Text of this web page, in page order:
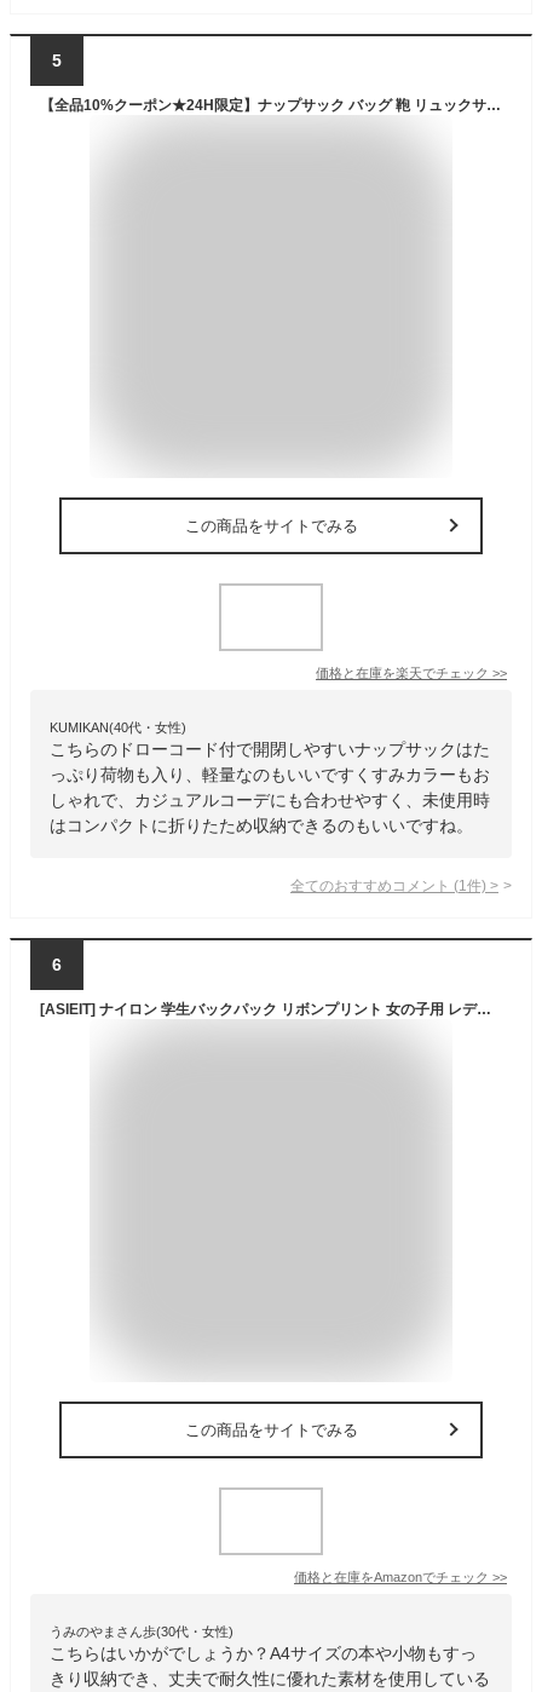
5
【全品10%クーポン★24H限定】ナップサック バッグ 鞄 リュックサック リュック バックパック レディース 軽い ドローコード (送料無料)[郵3]^ka-198^ sale セール
この商品をサイトでみる
価格と在庫を楽天でチェック >>
KUMIKAN(40代・女性)
こちらのドローコード付で開閉しやすいナップサックはた
っぷり荷物も入り、軽量なのもいいですくすみカラーもお
しゃれで、カジュアルコーデにも合わせやすく、未使用時
はコンパクトに折りたため収納できるのもいいですね。
全てのおすすめコメント (1 件) >
6
[ASIEIT] ナイロン 学生バックパック リボンプリント 女の子用 レディース スクールバッグ 調節可能なストラップ トラベルバッグ ナップザック リュックサック (カーキ)
この商品をサイトでみる
価格と在庫をAmazonでチェック >>
うみのやまさん歩(30代・女性)
こちらはいかがでしょうか？A4サイズの本や小物もすっ
きり収納でき、丈夫で耐久性に優れた素材を使用している